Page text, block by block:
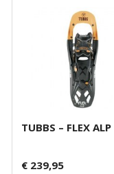
TUBBS – FLEX
€ 239,95